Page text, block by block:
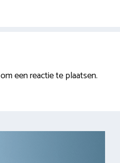
om een reactie te plaatsen.